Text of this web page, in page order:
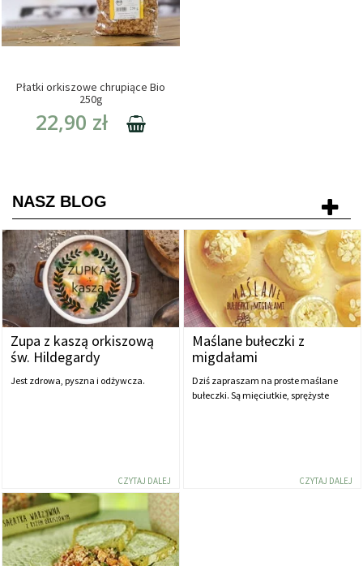
Płatki orkiszowe chrupiące Bio
250g
22,90 zł
NASZ BLOG
Zupa z kaszą orkiszową
św. Hildegardy
Jest zdrowa, pyszna i odżywcza.
CZYTAJ DALEJ
Maślane bułeczki z
migdałami
Dziś zapraszam na proste maślane
bułeczki. Są mięciutkie, sprężyste
CZYTAJ DALEJ